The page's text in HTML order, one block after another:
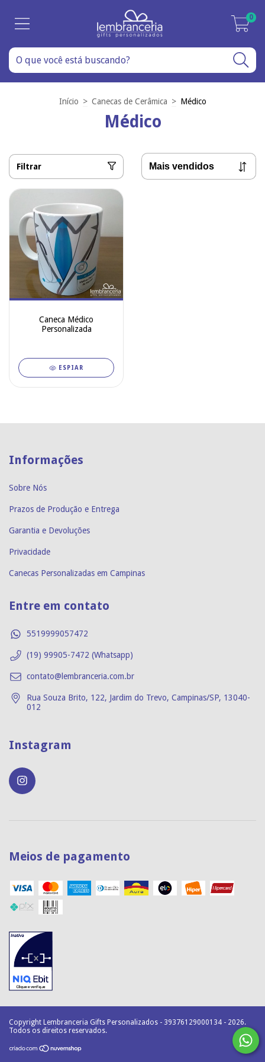
0
Início > Canecas de Cerâmica > Médico
Médico
Filtrar
Caneca Médico
Personalizada
ESPIAR
Informações
Sobre Nós
Prazos de Produção e Entrega
Garantia e Devoluções
Privacidade
Canecas Personalizadas em Campinas
Entre em contato
5519999057472
(19) 99905-7472 (Whatsapp)
contato@lembranceria.com.br
Rua Souza Brito, 122, Jardim do Trevo, Campinas/SP, 13040-
012
Instagram
Meios de pagamento
Copyright Lembranceria Gifts Personalizados - 39376129000134 - 2026.
Todos os direitos reservados.